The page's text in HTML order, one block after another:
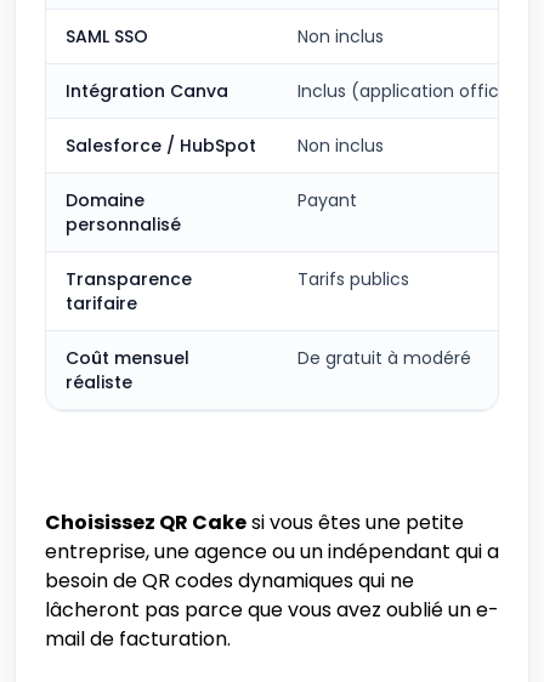
SAML SSO Non inclus
Intégration Canva Inclus (application officielle)
Salesforce / HubSpot Non inclus
Domaine
personnalisé
Payant
Transparence
tarifaire
Tarifs publics
Coût mensuel
réaliste
De gratuit à modéré
Choisissez QR Cakesi vous êtes une petite
entreprise, une agence ou un indépendant qui a
besoin de QR codes dynamiques qui ne
lâcheront pas parce que vous avez oublié un e-
mail de facturation.